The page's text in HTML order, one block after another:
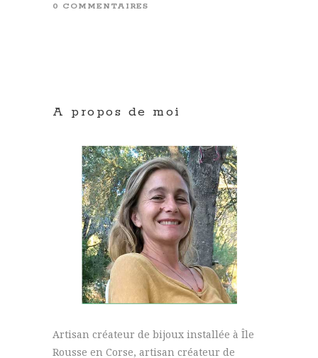
0 COMMENTAIRES
A propos de moi
Artisan créateur de bijoux installée à Île
Rousse en Corse, artisan créateur de